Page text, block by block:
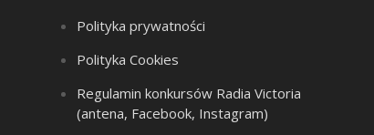
Polityka prywatności
Polityka Cookies
Regulamin konkursów Radia Victoria
(antena, Facebook, Instagram)